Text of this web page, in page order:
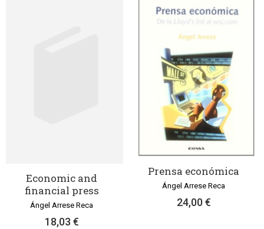
Economic and
financial press
Ángel Arrese Reca
18,03 €
Prensa económica
Ángel Arrese Reca
24,00 €